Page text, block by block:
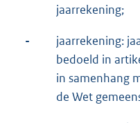
jaarrekening;
-
jaarrekening:
bedoeld in
in samenhang
de Wet